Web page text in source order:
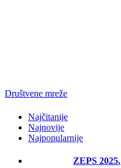
Društvene mreže
Najčitanije
Najnovije
Najpopularnije
ZEPS 2025.